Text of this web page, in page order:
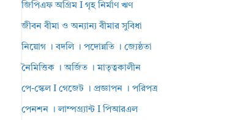
জিপিএফ অগ্রিম I গৃহ নির্মাণ ঋণ
জীবন বীমা ও অন্যান্য বীমার সুবিধা
নিয়োগ । বদলি । পদোন্নতি । জ্যেষ্ঠতা
নৈমিত্তিক । অর্জিত । মাতৃত্বকালীন
পে-স্কেল I গেজেট । প্রজ্ঞাপন । পরিপত্র
পেনশন । লাম্পগ্র্যান্ট I পিআরএল